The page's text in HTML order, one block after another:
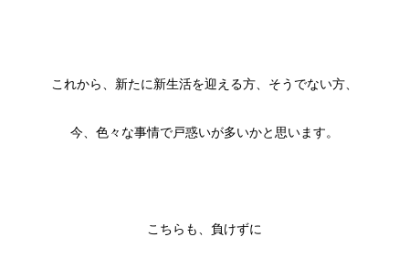
これから、新たに新生活を迎える方、そうでない方、
今、色々な事情で戸惑いが多いかと思います。
こちらも、負けずに